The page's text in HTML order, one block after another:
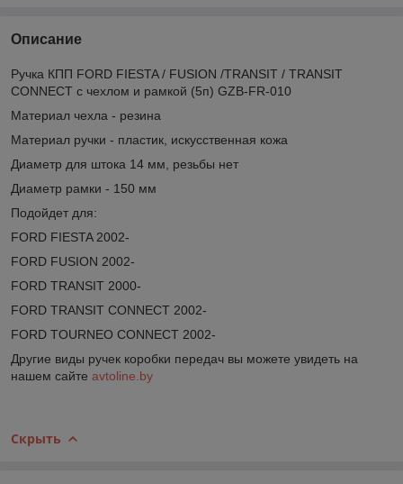
Описание
Ручка КПП FORD FIESTA / FUSION /TRANSIT / TRANSIT
CONNECT с чехлом и рамкой (5п) GZB-FR-010
Материал чехла - резина
Материал ручки - пластик, искусственная кожа
Диаметр для штока 14 мм, резьбы нет
Диаметр рамки - 150 мм
Подойдет для:
FORD FIESTA 2002-
FORD FUSION 2002-
FORD TRANSIT 2000-
FORD TRANSIT CONNECT 2002-
FORD TOURNEO CONNECT 2002-
Другие виды ручек коробки передач вы можете увидеть на
нашем сайте avtoline.by
Скрыть